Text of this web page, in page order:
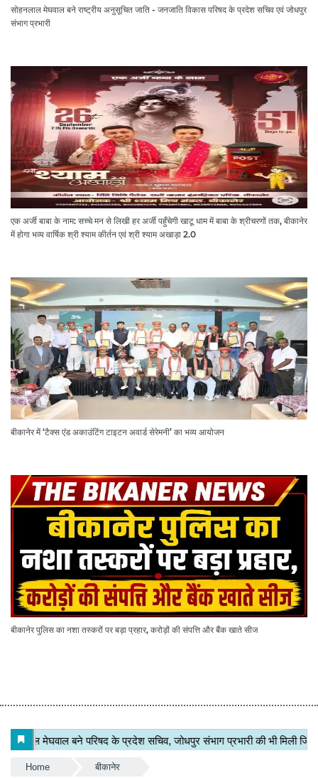
सोहनलाल मेघवाल बने राष्ट्रीय अनुसूचित जाति - जनजाति विकास परिषद के प्रदेश सचिव एवं जोधपुर
संभाग प्रभारी
एक अर्जी बाबा के नाम: सच्चे मन से लिखी हर अर्जी पहुँचेगी खाटू धाम में बाबा के श्रीचरणों तक, बीकानेर
में होगा भव्य वार्षिक श्री श्याम कीर्तन एवं श्री श्याम अखाड़ा 2.0
बीकानेर में ‘टैक्स एंड अकाउंटिंग टाइटन अवार्ड सेरेमनी’ का भव्य आयोजन
बीकानेर पुलिस का नशा तस्करों पर बड़ा प्रहार, करोड़ों की संपत्ति और बैंक खाते सीज
Home बीकानेर